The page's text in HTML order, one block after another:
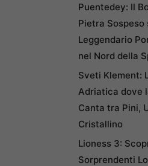
Puentedey: Il
Pietra Sospeso
Leggendario
nel Nord della
Sveti Klement:
Adriatica dove
Canta tra Pini,
Cristallino
Lioness 3:
Sorprendenti